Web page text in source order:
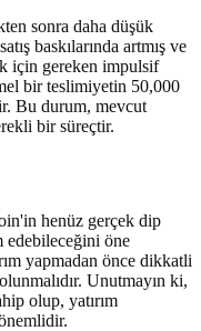
sonra daha düşük
baskılarında artmış ve
için gereken impulsif
bir teslimiyetin 50,000
Bu durum, mevcut
bir süreçtir.
henüz gerçek dip
edebileceğini öne
yapmadan önce dikkatli
Unutmayın ki,
olup, yatırım